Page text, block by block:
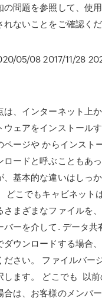
の問題を参照して、使
ないことをご確認くだ
05/08 2017/11/28
は、インターネット上
ウェアをインストール
ページや からインスト
ロードと呼ぶこともあ
、基本的な違いはしっ
どこでもキャビネット
さまざまなファイルを
バーを介して. データ共
ダウンロードする場合
ださい。 ファイルバー
します。 どこでも 以
合は、お客様のメンバ